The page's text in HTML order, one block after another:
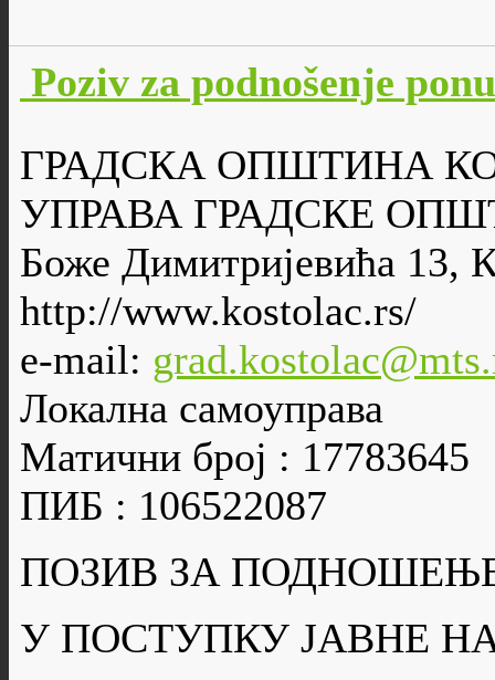
Poziv za podnošenje
ГРАДСКА ОПШТИНА
УПРАВА ГРАДСКЕ
Боже Димитријевића 13,
http://www.kostolac.rs/
e-mail:
Локална самоуправа
Матични број : 17783645
ПИБ : 106522087
ПОЗИВ ЗА
У ПОСТУПКУ ЈАВНЕ